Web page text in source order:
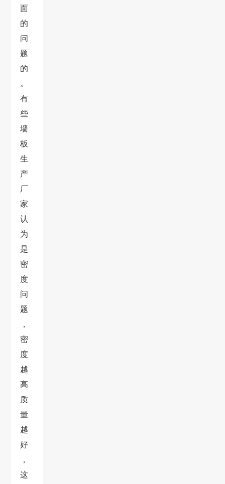
面
的
问
题
的
。
有
些
墙
板
生
产
厂
家
认
为
是
密
度
问
题
，
密
度
越
高
质
量
越
好
，
这